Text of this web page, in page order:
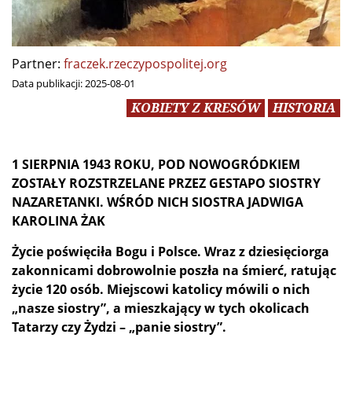
Partner: fraczek.rzeczypospolitej.org
Data publikacji:2025-08-01
KOBIETY Z KRESÓW HISTORIA
1 SIERPNIA 1943 ROKU, POD NOWOGRÓDKIEM
ZOSTAŁY ROZSTRZELANE PRZEZ GESTAPO SIOSTRY
NAZARETANKI. WŚRÓD NICH SIOSTRA JADWIGA
KAROLINA ŻAK
Życie poświęciła Bogu i Polsce. Wraz z dziesięciorga
zakonnicami dobrowolnie poszła na śmierć, ratując
życie 120 osób. Miejscowi katolicy mówili o nich
„nasze siostry”, a mieszkający w tych okolicach
Tatarzy czy Żydzi – „panie siostry”.